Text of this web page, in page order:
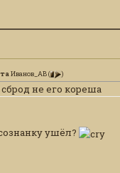
Иванов_АВ( )
сброд не его кореша
ушёл?